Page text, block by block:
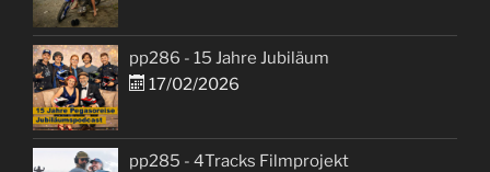
pp286 - 15 Jahre Jubiläum
17/02/2026
pp285 - 4Tracks Filmprojekt